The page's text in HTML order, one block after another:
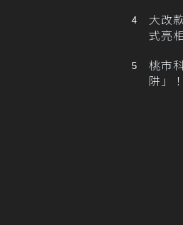
大改
式亮
桃市
阱」